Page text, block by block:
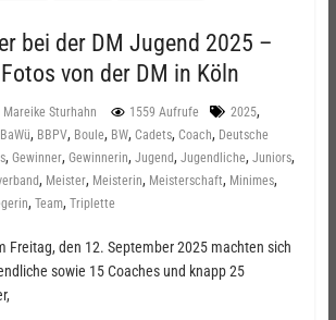
bei der DM Jugend 2025 –
von der DM in Köln
Mareike Sturhahn 1559 Aufrufe 2025,
BaWü, BBPV, Boule, BW, Cadets, Coach, Deutsche
, Gewinner, Gewinnerin, Jugend, Jugendliche, Juniors,
, Meister, Meisterin, Meisterschaft, Minimes,
, Team, Triplette
Freitag, den 12. September 2025 machten sich
sowie 15 Coaches und knapp 25